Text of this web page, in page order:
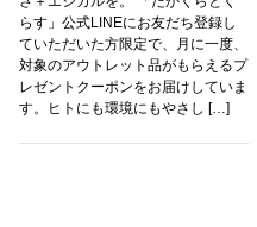
らす」公式LINEにお友だち登録し
ていただいた方限定で、月に一度、
対象のアウトレット品がもらえるプ
レゼントクーポンをお届けしていま
す。ヒトにも環境にもやさし […]